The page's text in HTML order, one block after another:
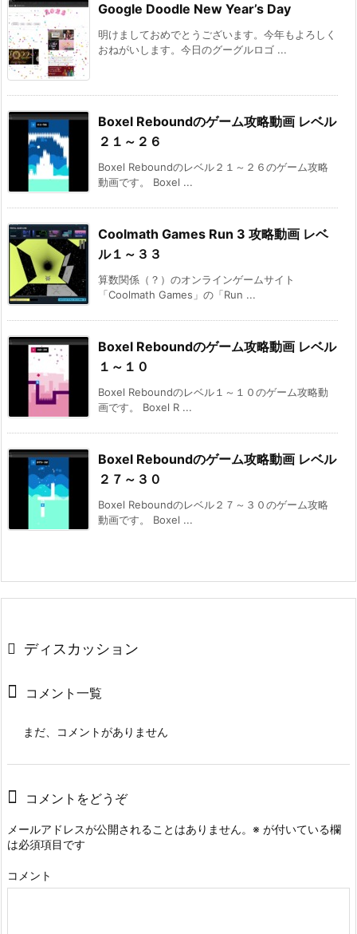
Google Doodle New Year’s Day
明けましておめでとうございます。今年もよろしく
おねがいします。今日のグーグルロゴ ...
Boxel Reboundのゲーム攻略動画 レベル
２１～２６
Boxel Reboundのレベル２１～２６のゲーム攻略
動画です。 Boxel ...
Coolmath Games Run 3 攻略動画 レベ
ル１～３３
算数関係（？）のオンラインゲームサイト
「Coolmath Games」の「Run ...
Boxel Reboundのゲーム攻略動画 レベル
１～１０
Boxel Reboundのレベル１～１０のゲーム攻略動
画です。 Boxel R ...
Boxel Reboundのゲーム攻略動画 レベル
２７～３０
Boxel Reboundのレベル２７～３０のゲーム攻略
動画です。 Boxel ...
ディスカッション
コメント一覧
まだ、コメントがありません
コメントをどうぞ
メールアドレスが公開されることはありません。 ※ が付いている欄
は必須項目です
コメント